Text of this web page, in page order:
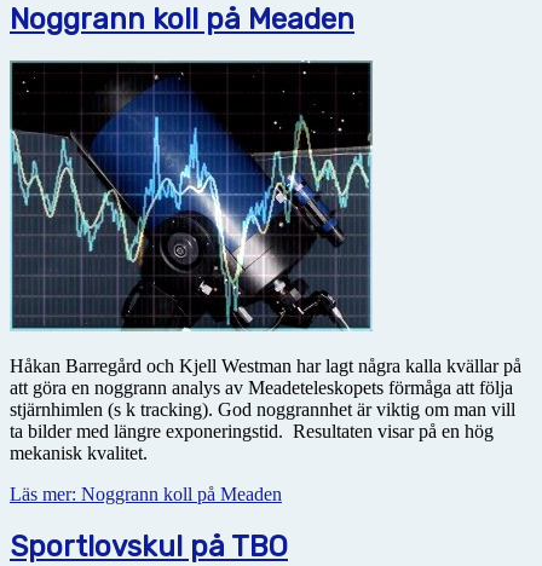
Noggrann koll på Meaden
Håkan Barregård och Kjell Westman har lagt några kalla kvällar på
att göra en noggrann analys av Meadeteleskopets förmåga att följa
stjärnhimlen (s k tracking). God noggrannhet är viktig om man vill
ta bilder med längre exponeringstid. Resultaten visar på en hög
mekanisk kvalitet.
Läs mer: Noggrann koll på Meaden
Sportlovskul på TBO